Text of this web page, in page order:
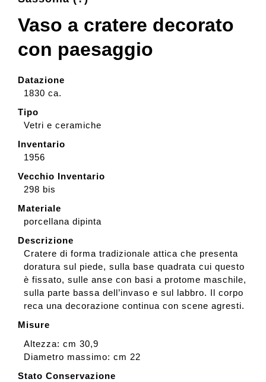
Contatti e biglietti
Accessibilità
Dona
Cerca
English
Vaso a cratere decorato
con paesaggio
Datazione
1830 ca.
Tipo
Vetri e ceramiche
Inventario
1956
Vecchio Inventario
298 bis
Materiale
porcellana dipinta
Descrizione
Cratere di forma tradizionale attica che presenta
doratura sul piede, sulla base quadrata cui questo
è fissato, sulle anse con basi a protome maschile,
sulla parte bassa dell’invaso e sul labbro. Il corpo
reca una decorazione continua con scene agresti.
Misure
Altezza: cm 30,9
Diametro massimo: cm 22
Stato Conservazione